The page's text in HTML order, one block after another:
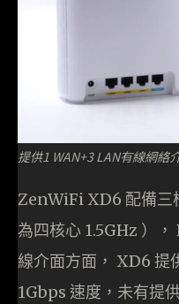
提供1 WAN+3 LAN有線網絡
ZenWiFi XD6 配備三
為四核心 1.5GHz ）
線介面方面， XD6 提
1Gbps 速度，未有提